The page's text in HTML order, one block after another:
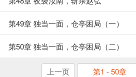
第49章 独当一面，仓亭困局（一）
第50章 独当一面，仓亭困局（二）
上一页 第1 - 50章